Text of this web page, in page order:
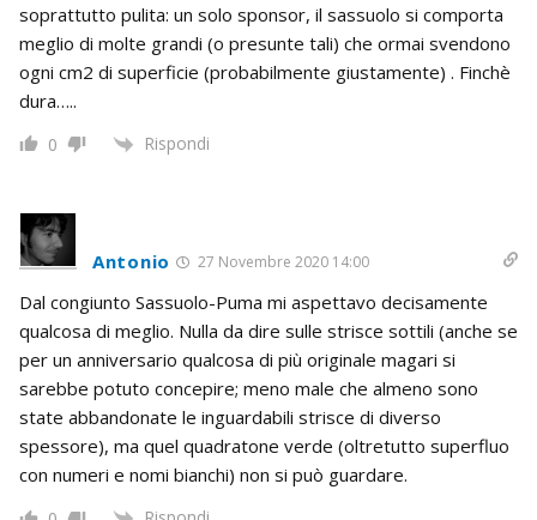
soprattutto pulita: un solo sponsor, il sassuolo si comporta
meglio di molte grandi (o presunte tali) che ormai svendono
ogni cm2 di superficie (probabilmente giustamente) . Finchè
dura…..
0 Rispondi
Antonio 27 Novembre 2020 14:00
Dal congiunto Sassuolo-Puma mi aspettavo decisamente
qualcosa di meglio. Nulla da dire sulle strisce sottili (anche se
per un anniversario qualcosa di più originale magari si
sarebbe potuto concepire; meno male che almeno sono
state abbandonate le inguardabili strisce di diverso
spessore), ma quel quadratone verde (oltretutto superfluo
con numeri e nomi bianchi) non si può guardare.